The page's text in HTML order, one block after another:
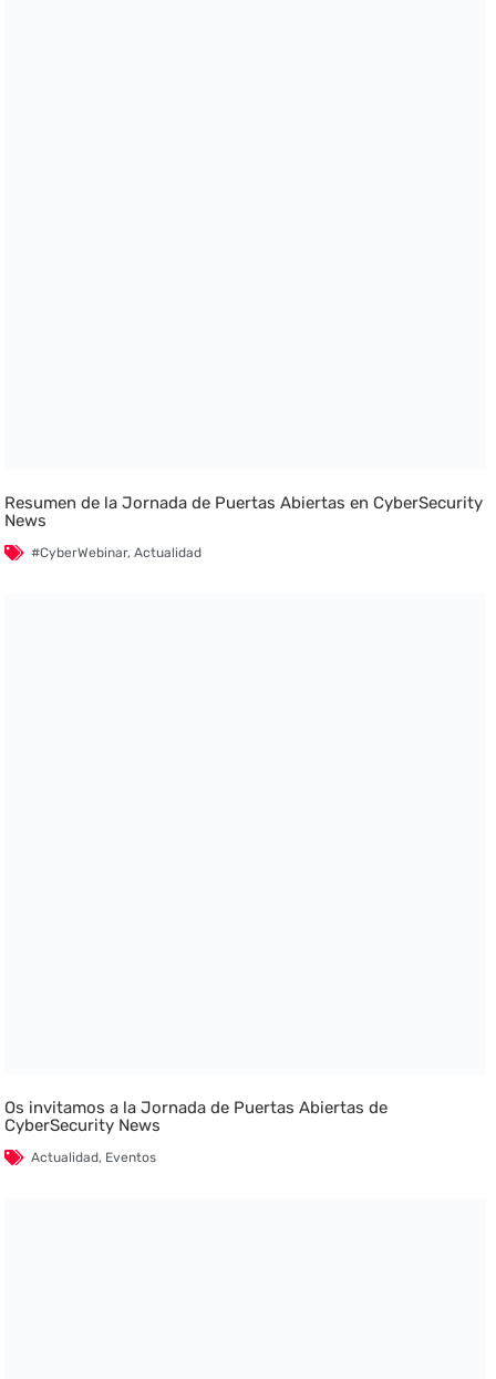
Resumen de la Jornada de Puertas Abiertas en CyberSecurity
News
#CyberWebinar,Actualidad
Os invitamos a la Jornada de Puertas Abiertas de
CyberSecurity News
Actualidad, Eventos